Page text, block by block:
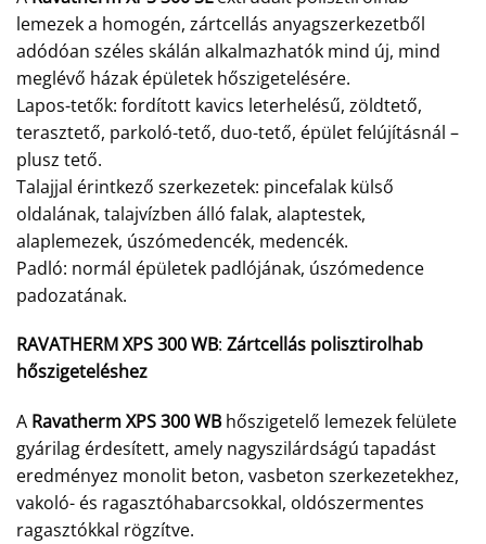
lemezek a homogén, zártcellás anyagszerkezetből
adódóan széles skálán alkalmazhatók mind új, mind
meglévő házak épületek hőszigetelésére.
Lapos-tetők: fordított kavics leterhelésű, zöldtető,
terasztető, parkoló-tető, duo-tető, épület felújításnál –
plusz tető.
Talajjal érintkező szerkezetek: pincefalak külső
oldalának, talajvízben álló falak, alaptestek,
alaplemezek, úszómedencék, medencék.
Padló: normál épületek padlójának, úszómedence
padozatának.
RAVATHERM XPS 300 WB: Zártcellás polisztirolhab
hőszigeteléshez
A Ravatherm XPS 300 WB hőszigetelő lemezek felülete
gyárilag érdesített, amely nagyszilárdságú tapadást
eredményez monolit beton, vasbeton szerkezetekhez,
vakoló- és ragasztóhabarcsokkal, oldószermentes
ragasztókkal rögzítve.